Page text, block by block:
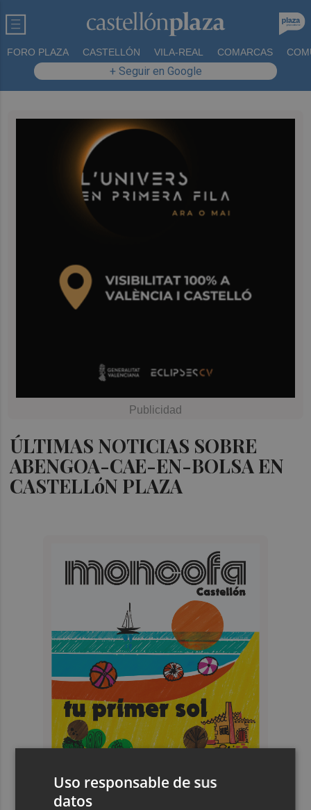
FORO PLAZA CASTELLÓN VILA-REAL COMARCAS
+ Seguir en Google
ÚLTIMAS NOTICIAS SOBRE
ABENGOA-CAE-EN-BOLSA EN
CASTELLóN PLAZA
Uso responsable de sus
datos